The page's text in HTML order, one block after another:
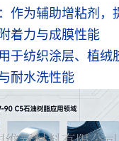
作为辅助增粘剂，
着力与成膜性能
于纺织涂层、植绒
耐水洗性能